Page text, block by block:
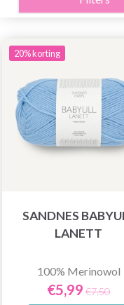
20% korting
SANDNES
LANETT
100% Merinowol
€5,99 €7,50